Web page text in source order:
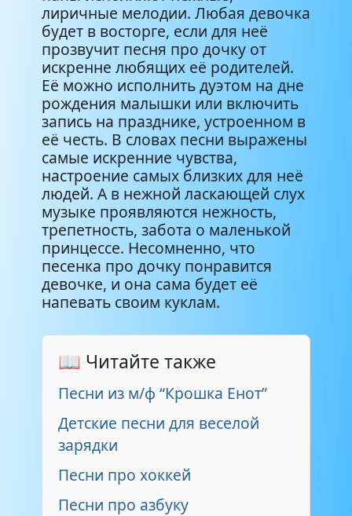
лиричные мелодии. Любая девочка
будет в восторге, если для неё
прозвучит песня про дочку от
искренне любящих её родителей.
Её можно исполнить дуэтом на дне
рождения малышки или включить
запись на празднике, устроенном в
её честь. В словах песни выражены
самые искренние чувства,
настроение самых близких для неё
людей. А в нежной ласкающей слух
музыке проявляются нежность,
трепетность, забота о маленькой
принцессе. Несомненно, что
песенка про дочку понравится
девочке, и она сама будет её
напевать своим куклам.
📖 Читайте также
Песни из м/ф “Крошка Енот”
Детские песни для веселой
зарядки
Песни про хоккей
Песни про азбуку